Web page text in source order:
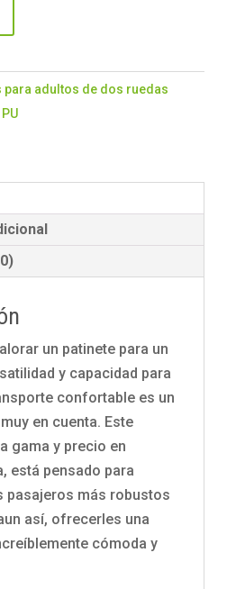
para adultos de dos ruedas
un patinete para un
y capacidad para
confortable es un
en cuenta. Este
gama y precio en
está pensado para
pasajeros más robustos
así, ofrecerles una
cómoda y